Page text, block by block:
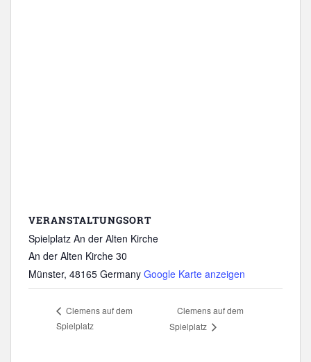
VERANSTALTUNGSORT
Spielplatz An der Alten Kirche
An der Alten Kirche 30
Münster, 48165 Germany Google Karte anzeigen
Clemens auf dem
Spielplatz
Clemens auf dem
Spielplatz